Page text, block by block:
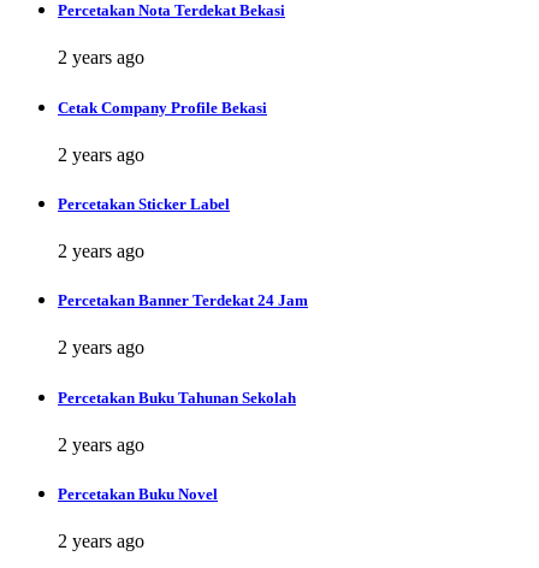
Percetakan Nota Terdekat Bekasi
2 years ago
Cetak Company Profile Bekasi
2 years ago
Percetakan Sticker Label
2 years ago
Percetakan Banner Terdekat 24 Jam
2 years ago
Percetakan Buku Tahunan Sekolah
2 years ago
Percetakan Buku Novel
2 years ago